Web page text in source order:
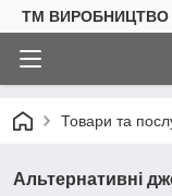
ТМ ВИРОБНИЦТВО
Товари та
Альтернативні